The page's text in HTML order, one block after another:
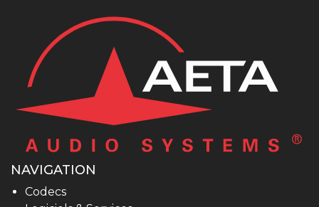
NAVIGATION
Codecs